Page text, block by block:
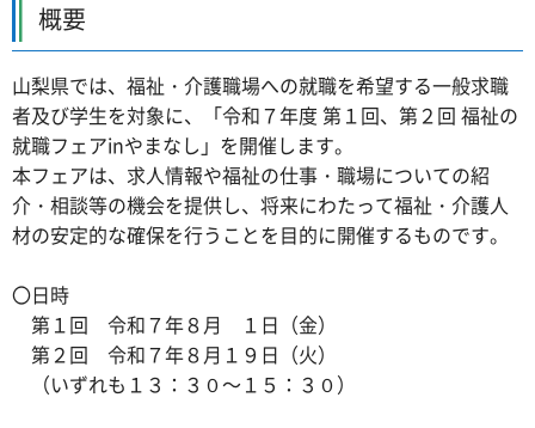
概要
山梨県では、福祉・介護職場への就職を希望する一般求職
者及び学生を対象に、「令和７年度 第１回、第２回 福祉の
就職フェアinやまなし」を開催します。
本フェアは、求人情報や福祉の仕事・職場についての紹
介・相談等の機会を提供し、将来にわたって福祉・介護人
材の安定的な確保を行うことを目的に開催するものです。
〇日時
第１回 令和７年８月 １日（金）
第２回 令和７年８月１９日（火）
（いずれも１３：３０～１５：３０）